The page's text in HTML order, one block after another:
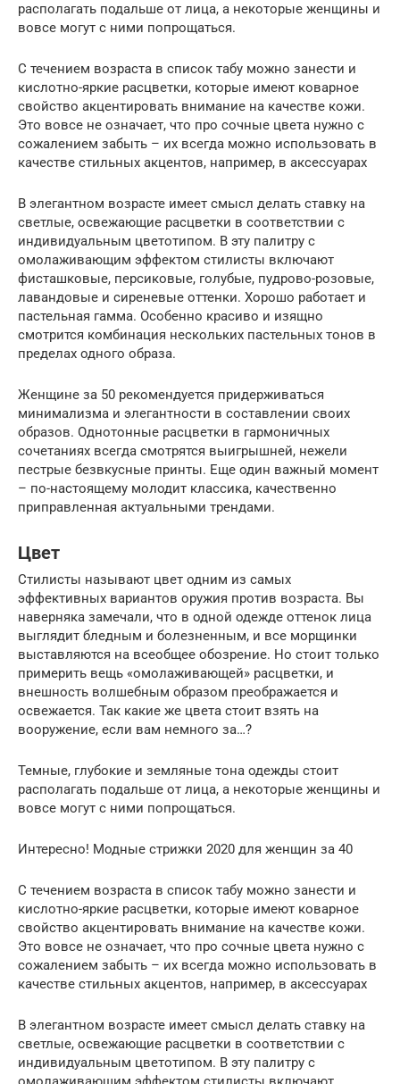
располагать подальше от лица, а некоторые женщины и
вовсе могут с ними попрощаться.
С течением возраста в список табу можно занести и
кислотно-яркие расцветки, которые имеют коварное
свойство акцентировать внимание на качестве кожи.
Это вовсе не означает, что про сочные цвета нужно с
сожалением забыть – их всегда можно использовать в
качестве стильных акцентов, например, в аксессуарах
В элегантном возрасте имеет смысл делать ставку на
светлые, освежающие расцветки в соответствии с
индивидуальным цветотипом. В эту палитру с
омолаживающим эффектом стилисты включают
фисташковые, персиковые, голубые, пудрово-розовые,
лавандовые и сиреневые оттенки. Хорошо работает и
пастельная гамма. Особенно красиво и изящно
смотрится комбинация нескольких пастельных тонов в
пределах одного образа.
Женщине за 50 рекомендуется придерживаться
минимализма и элегантности в составлении своих
образов. Однотонные расцветки в гармоничных
сочетаниях всегда смотрятся выигрышней, нежели
пестрые безвкусные принты. Еще один важный момент
– по-настоящему молодит классика, качественно
приправленная актуальными трендами.
Цвет
Стилисты называют цвет одним из самых
эффективных вариантов оружия против возраста. Вы
наверняка замечали, что в одной одежде оттенок лица
выглядит бледным и болезненным, и все морщинки
выставляются на всеобщее обозрение. Но стоит только
примерить вещь «омолаживающей» расцветки, и
внешность волшебным образом преображается и
освежается. Так какие же цвета стоит взять на
вооружение, если вам немного за…?
Темные, глубокие и земляные тона одежды стоит
располагать подальше от лица, а некоторые женщины и
вовсе могут с ними попрощаться.
Интересно! Модные стрижки 2020 для женщин за 40
С течением возраста в список табу можно занести и
кислотно-яркие расцветки, которые имеют коварное
свойство акцентировать внимание на качестве кожи.
Это вовсе не означает, что про сочные цвета нужно с
сожалением забыть – их всегда можно использовать в
качестве стильных акцентов, например, в аксессуарах
В элегантном возрасте имеет смысл делать ставку на
светлые, освежающие расцветки в соответствии с
индивидуальным цветотипом. В эту палитру с